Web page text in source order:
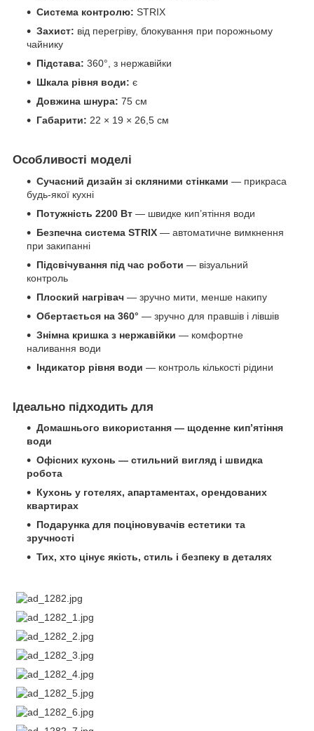
Система контролю: STRIX
Захист: від перегріву, блокування при порожньому
чайнику
Підстава: 360°, з нержавійки
Шкала рівня води: є
Довжина шнура: 75 см
Габарити: 22 × 19 × 26,5 см
Особливості моделі
Сучасний дизайн зі скляними стінками — прикраса
будь-якої кухні
Потужність 2200 Вт — швидке кип’ятіння води
Безпечна система STRIX — автоматичне вимкнення
при закипанні
Підсвічування під час роботи — візуальний
контроль
Плоский нагрівач — зручно мити, менше накипу
Обертається на 360° — зручно для правшів і лівшів
Знімна кришка з нержавійки — комфортне
наливання води
Індикатор рівня води — контроль кількості рідини
Ідеально підходить для
Домашнього використання — щоденне кип’ятіння
води
Офісних кухонь — стильний вигляд і швидка
робота
Кухонь у готелях, апартаментах, орендованих
квартирах
Подарунка для поціновувачів естетики та
зручності
Тих, хто цінує якість, стиль і безпеку в деталях